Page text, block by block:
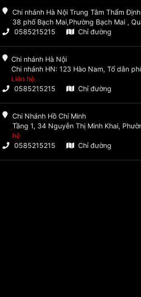
Chi nhánh Hà Nội Trung Tâm Thẩm
38 phố Bạch Mai,Phường Bạch Mai ,
0585215215
Chỉ đường
Chi nhánh Hà Nội
Chi nhánh HN: 123 Hào Nam, Tổ dân
Liên hệ
0585215215
Chỉ đường
Chi Nhánh Hồ Chí Minh
Tầng 1, 34 Nguyễn Thị Minh Khai,
hệ
0585215215
Chỉ đường